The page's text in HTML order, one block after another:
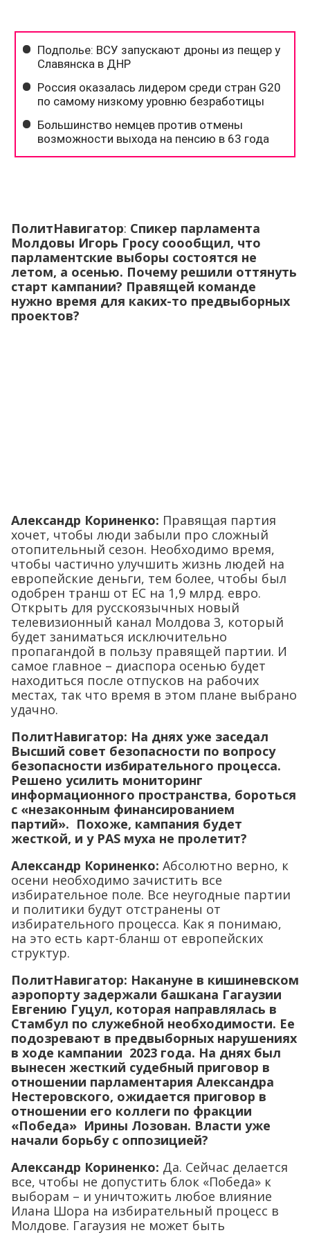
ПолитНавигатор: Спикер парламента
Молдовы Игорь Гросу соообщил, что
парламентские выборы состоятся не
летом, а осенью. Почему решили оттянуть
старт кампании? Правящей команде
нужно время для каких-то предвыборных
проектов?
Александр Кориненко: Правящая партия
хочет, чтобы люди забыли про сложный
отопительный сезон. Необходимо время,
чтобы частично улучшить жизнь людей на
европейские деньги, тем более, чтобы был
одобрен транш от ЕС на 1,9 млрд. евро.
Открыть для русскоязычных новый
телевизионный канал Молдова 3, который
будет заниматься исключительно
пропагандой в пользу правящей партии. И
самое главное – диаспора осенью будет
находиться после отпусков на рабочих
местах, так что время в этом плане выбрано
удачно.
ПолитНавигатор: На днях уже заседал
Высший совет безопасности по вопросу
безопасности избирательного процесса.
Решено усилить мониторинг
информационного пространства, бороться
с «незаконным финансированием
партий». Похоже, кампания будет
жесткой, и у PAS муха не пролетит?
Александр Кориненко: Абсолютно верно, к
осени необходимо зачистить все
избирательное поле. Все неугодные партии
и политики будут отстранены от
избирательного процесса. Как я понимаю,
на это есть карт-бланш от европейских
структур.
ПолитНавигатор: Накануне в кишиневском
аэропорту задержали башкана Гагаузии
Евгению Гуцул, которая направлялась в
Стамбул по служебной необходимости. Ее
подозревают в предвыборных нарушениях
в ходе кампании 2023 года. На днях был
вынесен жесткий судебный приговор в
отношении парламентария Александра
Нестеровского, ожидается приговор в
отношении его коллеги по фракции
«Победа» Ирины Лозован. Власти уже
начали борьбу с оппозицией?
Александр Кориненко: Да. Сейчас делается
все, чтобы не допустить блок «Победа» к
выборам – и уничтожить любое влияние
Илана Шора на избирательный процесс в
Молдове. Гагаузия не может быть